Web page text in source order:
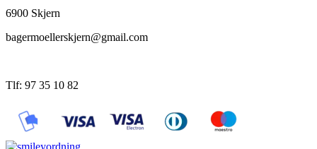
6900 Skjern
bagermoellerskjern@gmail.com
Tlf: 97 35 10 82